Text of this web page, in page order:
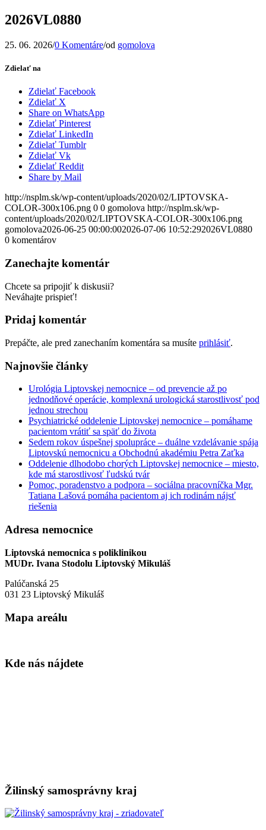
2026VL0880
25. 06. 2026/0 Komentáre/od gomolova
Zdielať na
Zdielať Facebook
Zdielať X
Share on WhatsApp
Zdielať Pinterest
Zdielať LinkedIn
Zdielať Tumblr
Zdielať Vk
Zdielať Reddit
Share by Mail
http://nsplm.sk/wp-content/uploads/2020/02/LIPTOVSKA-
COLOR-300x106.png 0 0 gomolova http://nsplm.sk/wp-
content/uploads/2020/02/LIPTOVSKA-COLOR-300x106.png
gomolova2026-06-25 00:00:002026-07-06 10:52:292026VL0880
0 komentárov
Zanechajte komentár
Chcete sa pripojiť k diskusii?
Neváhajte prispieť!
Pridaj komentár
Prepáčte, ale pred zanechaním komentára sa musíte prihlásiť.
Najnovšie články
Urológia Liptovskej nemocnice – od prevencie až po
jednodňové operácie, komplexná urologická starostlivosť pod
jednou strechou
Psychiatrické oddelenie Liptovskej nemocnice – pomáhame
pacientom vrátiť sa späť do života
Sedem rokov úspešnej spolupráce – duálne vzdelávanie spája
Liptovskú nemocnicu a Obchodnú akadémiu Petra Zaťka
Oddelenie dlhodobo chorých Liptovskej nemocnice – miesto,
kde má starostlivosť ľudskú tvár
Pomoc, poradenstvo a podpora – sociálna pracovníčka Mgr.
Tatiana Lašová pomáha pacientom aj ich rodinám nájsť
riešenia
Adresa nemocnice
Liptovská nemocnica s poliklinikou
MUDr. Ivana Stodolu Liptovský Mikuláš
Palúčanská 25
031 23 Liptovský Mikuláš
Mapa areálu
Kde nás nájdete
Žilinský samosprávny kraj